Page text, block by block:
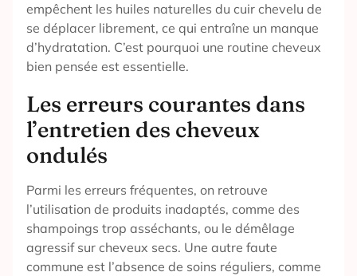
empêchent les huiles naturelles du cuir chevelu de
se déplacer librement, ce qui entraîne un manque
d’hydratation. C’est pourquoi une routine cheveux
bien pensée est essentielle.
Les erreurs courantes dans
l’entretien des cheveux
ondulés
Parmi les erreurs fréquentes, on retrouve
l’utilisation de produits inadaptés, comme des
shampoings trop asséchants, ou le démêlage
agressif sur cheveux secs. Une autre faute
commune est l’absence de soins réguliers, comme